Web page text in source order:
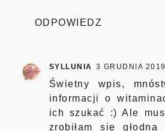
ODPOWIEDZ
SYLLUNIA 3 GRUDNIA
Świetny wpis,
informacji o
ich szukać :) Ale
zrobiłam się